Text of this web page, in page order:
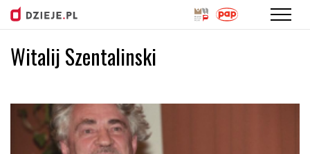
Przejdź
do
Witalij Szentalinski